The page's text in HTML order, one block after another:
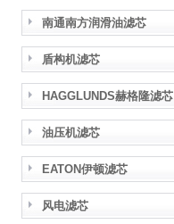
南通南方润滑油滤芯
盾构机滤芯
HAGGLUNDS赫格隆滤芯
油压机滤芯
EATON伊顿滤芯
风电滤芯